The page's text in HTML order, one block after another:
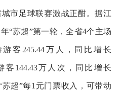
城市足球联赛激战正酣。据江
“苏超”第一轮，全省4个主场
客245.44万人，同比增长
客144.43万人次，同比增长
苏超”每1元门票收入，可带动